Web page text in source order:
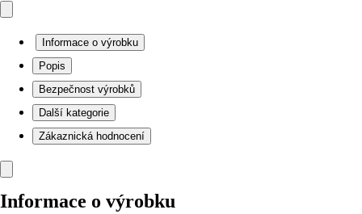
Informace o výrobku
Popis
Bezpečnost výrobků
Další kategorie
Zákaznická hodnocení
Informace o výrobku